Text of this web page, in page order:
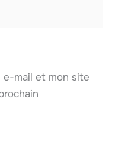
e-mail et mon site